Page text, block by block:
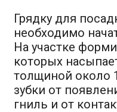
Грядку для
необходимо
На участке
которых
толщиной около
зубки от
гниль и от